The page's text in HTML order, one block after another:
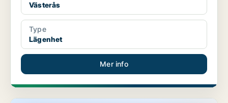
Västerås
Type
Lägenhet
Mer info